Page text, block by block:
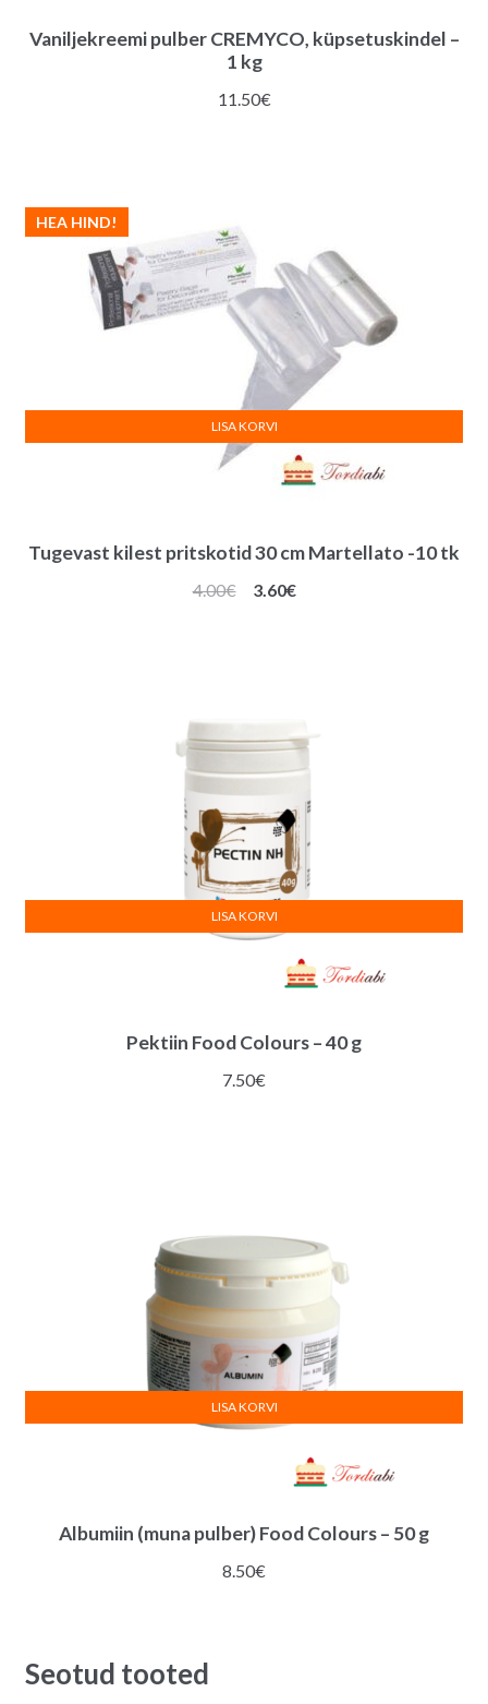
Vaniljekreemi pulber CREMYCO, küpsetuskindel –
1 kg
11.50€
Tugevast kilest pritskotid 30 cm Martellato -10 tk
HEA HIND!
4.00€
Algne
3.60€Praegune
LISA KORVI
Pektiin Food Colours – 40 g
7.50€
LISA KORVI
Albumiin (muna pulber) Food Colours – 50 g
8.50€
LISA KORVI
Seotud tooted